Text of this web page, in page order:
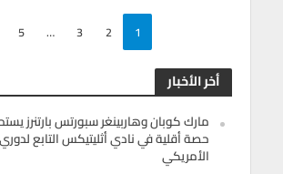
1
2
3
…
5
أخر الأخبار
مارك كوبان وهاربينغر سبورتس بارتنرز
حصة أقلية في نادي أثليتيكس التابع
الأمريكي